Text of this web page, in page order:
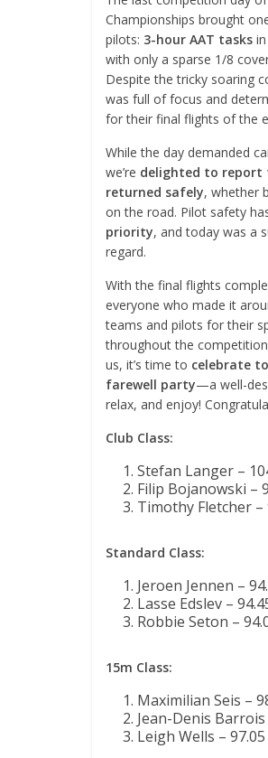
Championships brought
pilots: 3-hour AAT tasks in
with only a sparse 1/8
Despite the tricky soaring
was full of focus and
for their final flights of the
While the day demanded
we’re delighted to
returned safely, whether
on the road. Pilot safety
priority, and today was a
regard.
With the final flights
everyone who made it
teams and pilots for their
throughout the
us, it’s time to celebrate
farewell party—a well-
relax, and enjoy!
Club Class:
Stefan Langer –
Filip Bojanowski –
Timothy Fletcher –
Standard Class:
Jeroen Jennen –
Lasse Edslev –
Robbie Seton –
15m Class:
Maximilian Seis –
Jean-Denis
Leigh Wells –